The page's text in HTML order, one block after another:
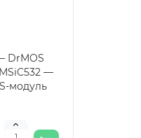
DrMOS
—
модуль